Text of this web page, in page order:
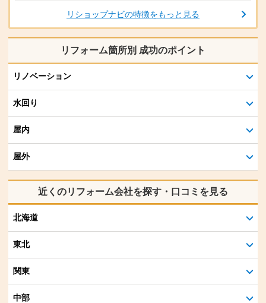
リショップナビの特徴をもっと見る
リフォーム箇所別 成功のポイント
リノベーション
水回り
屋内
屋外
近くのリフォーム会社を探す・口コミを見る
北海道
東北
関東
中部